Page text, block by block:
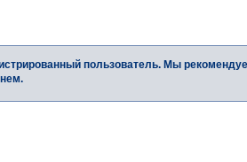
пользователь. Мы